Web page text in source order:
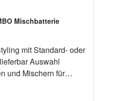
Mischbatterie
Auswahl
und Mischern für